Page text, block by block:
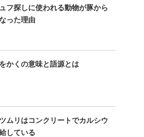
フ探しに使われる動物が豚から
った理由
かくの意味と語源とは
ムリはコンクリートでカルシウ
している